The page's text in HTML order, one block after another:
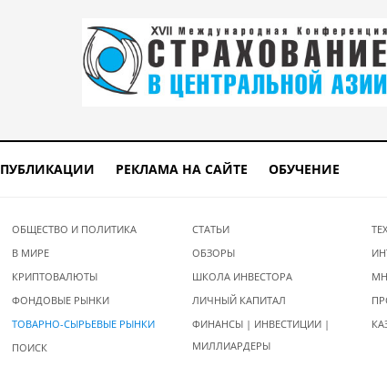
ПУБЛИКАЦИИ РЕКЛАМА НА САЙТЕ ОБУЧЕНИЕ
ОБЩЕСТВО И ПОЛИТИКА
В МИРЕ
КРИПТОВАЛЮТЫ
ФОНДОВЫЕ РЫНКИ
ТОВАРНО-СЫРЬЕВЫЕ РЫНКИ
ПОИСК
СТАТЬИ
ОБЗОРЫ
ШКОЛА ИНВЕСТОРА
ЛИЧНЫЙ КАПИТАЛ
ФИНАНСЫ | ИНВЕСТИЦИИ |
МИЛЛИАРДЕРЫ